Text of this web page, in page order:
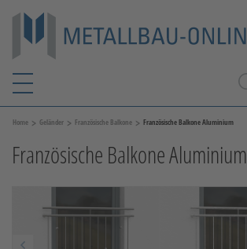
Home > Geländer > Französische Balkone > Französische Balkone Aluminium
Französische Balkone Aluminium